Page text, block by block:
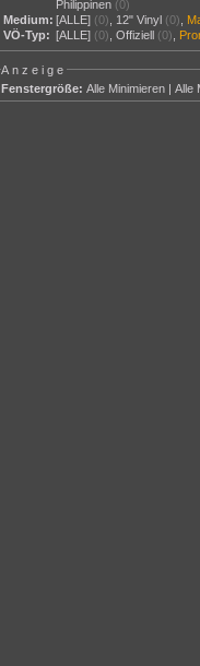
Philippinen (0)
Medium: [ALLE] (0) 12" Vinyl (0)
VÖ-Typ: [ALLE] (0) ,Offiziell (0)
Anzeige
Fenstergröße: Alle Minimieren |Alle